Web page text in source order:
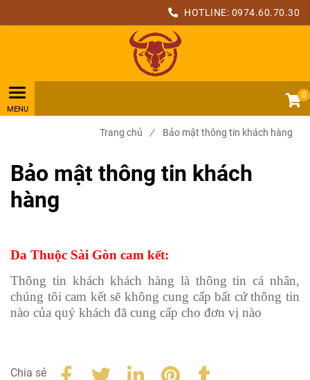
HOTLINE: 0974.60.70.30
0
Trang chủ / Bảo mật thông tin khách hàng
Bảo mật thông tin khách
hàng
Da Thuộc Sài Gòn cam kết:
Thông tin khách khách hàng là thông tin cá nhân,
chúng tôi cam kết sẽ không cung cấp bất cứ thông tin
nào của quý khách đã cung cấp cho đơn vị nào
Chia sẻ